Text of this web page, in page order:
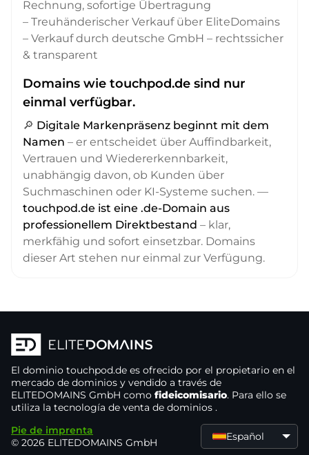
Rechnung, sofortige Übertragung
– Treuhänderischer Verkauf über EliteDomains
– Verkauf durch deutsche GmbH – rechtssicher
& transparent
Domains wie touchpod.de sind nur
einmal verfügbar.
🔎 Digitale Markenpräsenz beginnt mit dem
Namen – er entscheidet über Auffindbarkeit,
Vertrauen und Wiedererkennbarkeit,
unabhängig davon, ob Kunden über
Suchmaschinen oder KI-Systeme suchen. —
touchpod.de ist eine .de-Domain aus
professionellem Direktbestand – klar,
merkfähig und sofort einsetzbar. Domains
dieser Art stehen nur einmal zur Verfügung.
El dominio touchpod.de es ofrecido por el propietario en el
mercado de dominios y vendido a través de
ELITEDOMAINS GmbH como fideicomisario. Para ello se
utiliza la tecnología de venta de dominios .
Pie de imprenta
© 2026 ELITEDOMAINS GmbH
Español